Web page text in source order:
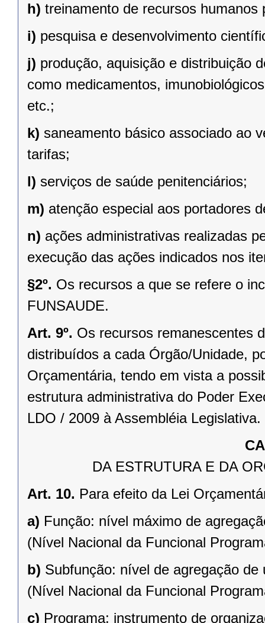
h) treinamento de recursos humanos
i) pesquisa e desenvolvimento
j) produção, aquisição e distribuição
como medicamentos,
etc.;
k) saneamento básico associado ao
tarifas;
l) serviços de saúde penitenciários;
m) atenção especial aos portadores
n) ações administrativas realizadas
execução das ações indicados nos
§2º. Os recursos a que se refere o
FUNSAUDE.
Art. 9º. Os recursos remanescentes
distribuídos a cada Órgão/Unidade,
Orçamentária, tendo em vista a
estrutura administrativa do Poder
LDO / 2009 à Assembléia Legislativa.
DA ESTRUTURA E DA
Art. 10. Para efeito da Lei
a) Função: nível máximo de
(Nível Nacional da Funcional
b) Subfunção: nível de agregação
(Nível Nacional da Funcional
c) Programa: instrumento de